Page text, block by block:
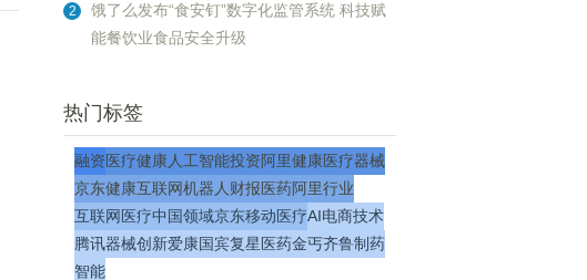
2
饿了么发布“食安钉”数字化监管系统 科技赋
能餐饮业食品安全升级
热门标签
融资医疗健康人工智能投资阿里健康医疗器械
京东健康互联网机器人 财报医药阿里行业
互联网医疗中国领域京东移动医疗AI电商技术
腾讯器械创新爱康国宾复星医药金丐齐鲁制药
智能